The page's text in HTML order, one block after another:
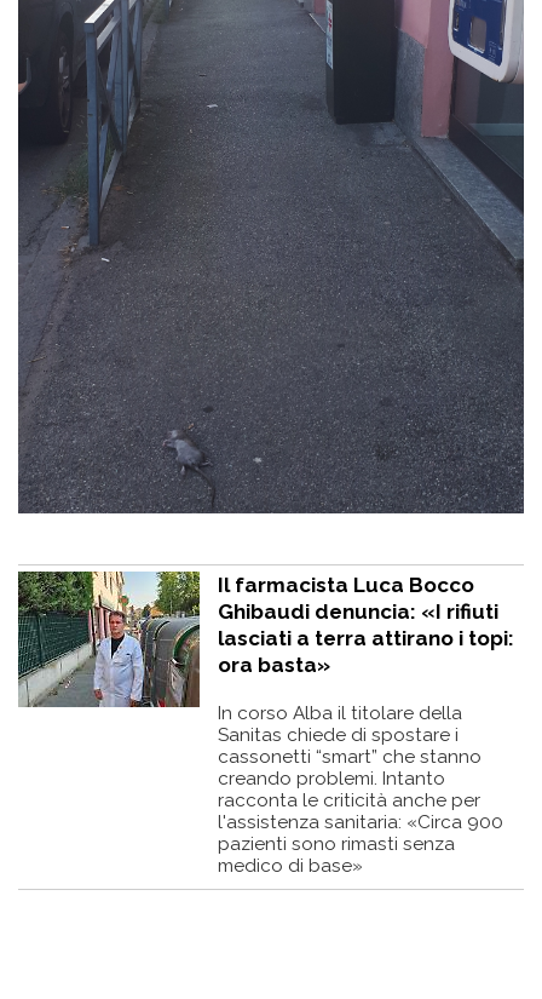
Il farmacista Luca Bocco
Ghibaudi denuncia: «I rifiuti
lasciati a terra attirano i topi:
ora basta»
In corso Alba il titolare della
Sanitas chiede di spostare i
cassonetti “smart” che stanno
creando problemi. Intanto
racconta le criticità anche per
l'assistenza sanitaria: «Circa 900
pazienti sono rimasti senza
medico di base»